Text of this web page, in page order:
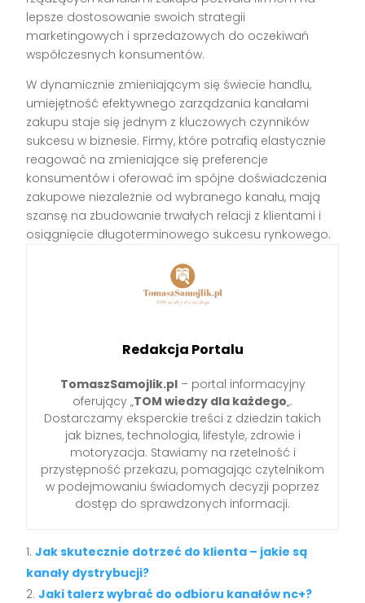
lepsze dostosowanie swoich strategii
marketingowych i sprzedażowych do oczekiwań
współczesnych konsumentów.
W dynamicznie zmieniającym się świecie handlu,
umiejętność efektywnego zarządzania kanałami
zakupu staje się jednym z kluczowych czynników
sukcesu w biznesie. Firmy, które potrafią elastycznie
reagować na zmieniające się preferencje
konsumentów i oferować im spójne doświadczenia
zakupowe niezależnie od wybranego kanału, mają
szansę na zbudowanie trwałych relacji z klientami i
osiągnięcie długoterminowego sukcesu rynkowego.
Redakcja Portalu
TomaszSamojlik.pl– portal informacyjny
oferujący „TOM wiedzy dla każdego„.
Dostarczamy eksperckie treści z dziedzin takich
jak biznes, technologia, lifestyle, zdrowie i
motoryzacja. Stawiamy na rzetelność i
przystępność przekazu, pomagając czytelnikom
w podejmowaniu świadomych decyzji poprzez
dostęp do sprawdzonych informacji.
Jak skutecznie dotrzeć do klienta – jakie są
kanały dystrybucji?
Jaki talerz wybrać do odbioru kanałów nc+?